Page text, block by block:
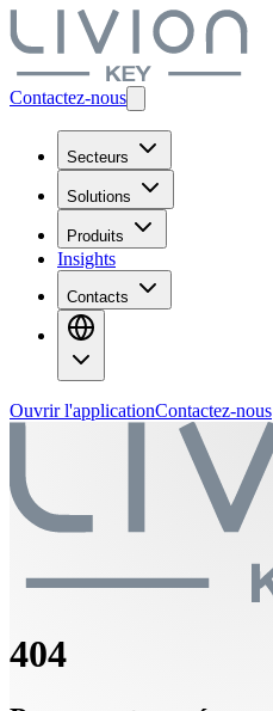
Contactez-nous
Secteurs
Solutions
Produits
Insights
Contacts
Ouvrir l'applicationContactez-nous
404